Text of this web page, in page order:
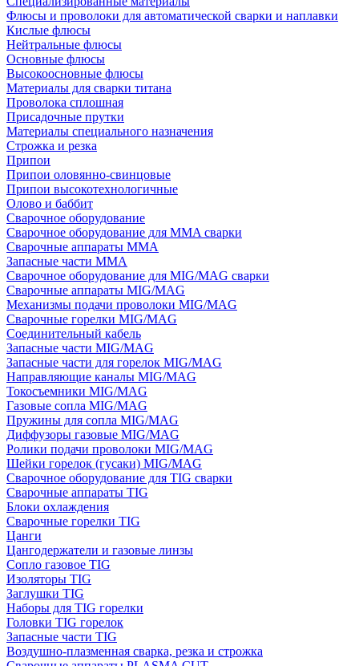
Флюсы и проволоки для автоматической сварки и наплавки
Кислые флюсы
Нейтральные флюсы
Основные флюсы
Высокоосновные флюсы
Материалы для сварки титана
Проволока сплошная
Присадочные прутки
Материалы специального назначения
Строжка и резка
Припои
Припои оловянно-свинцовые
Припои высокотехнологичные
Олово и баббит
Сварочное оборудование
Сварочное оборудование для MMA сварки
Сварочные аппараты MMA
Запасные части MMA
Сварочное оборудование для MIG/MAG сварки
Сварочные аппараты MIG/MAG
Механизмы подачи проволоки MIG/MAG
Сварочные горелки MIG/MAG
Соединительный кабель
Запасные части MIG/MAG
Запасные части для горелок MIG/MAG
Направляющие каналы MIG/MAG
Токосъемники MIG/MAG
Газовые сопла MIG/MAG
Пружины для сопла MIG/MAG
Диффузоры газовые MIG/MAG
Ролики подачи проволоки MIG/MAG
Шейки горелок (гусаки) MIG/MAG
Сварочное оборудование для TIG сварки
Сварочные аппараты TIG
Блоки охлаждения
Сварочные горелки TIG
Цанги
Цангодержатели и газовые линзы
Сопло газовое TIG
Изоляторы TIG
Заглушки TIG
Наборы для TIG горелки
Головки TIG горелок
Запасные части TIG
Воздушно-плазменная сварка, резка и строжка